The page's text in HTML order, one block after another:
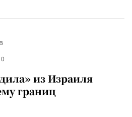
из Израиля
границ